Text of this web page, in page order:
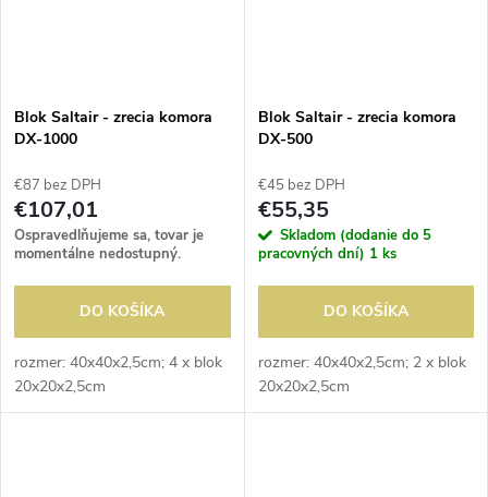
Blok Saltair - zrecia komora
DX-1000
€87 bez DPH
€107,01
Ospravedlňujeme sa, tovar je
momentálne nedostupný.
DO KOŠÍKA
rozmer: 40x40x2,5cm; 4 x blok
20x20x2,5cm
Blok Saltair - zrecia komora
DX-500
€45 bez DPH
€55,35
Skladom (dodanie do 5
pracovných dní) 1 ks
DO KOŠÍKA
rozmer: 40x40x2,5cm; 2 x blok
20x20x2,5cm